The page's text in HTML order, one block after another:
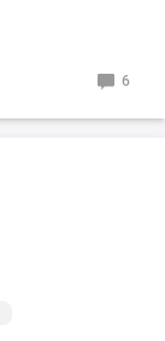
6